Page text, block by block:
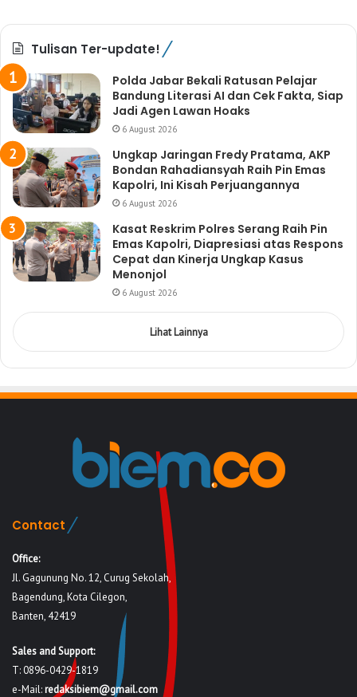
Tulisan Ter-update!
Polda Jabar Bekali Ratusan Pelajar
Bandung Literasi AI dan Cek Fakta, Siap
Jadi Agen Lawan Hoaks
6 August 2026
Ungkap Jaringan Fredy Pratama, AKP
Bondan Rahadiansyah Raih Pin Emas
Kapolri, Ini Kisah Perjuangannya
6 August 2026
Kasat Reskrim Polres Serang Raih Pin
Emas Kapolri, Diapresiasi atas Respons
Cepat dan Kinerja Ungkap Kasus
Menonjol
6 August 2026
Lihat Lainnya
Contact
Office:
Jl. Gagunung No. 12, Curug Sekolah,
Bagendung, Kota Cilegon,
Banten, 42419
Sales and Support:
T: 0896-0429-1819
e-Mail:redaksibiem@gmail.com